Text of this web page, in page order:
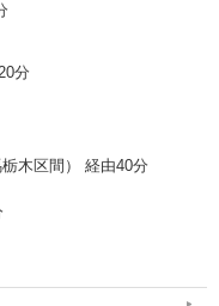
分
木区間）
経由40分